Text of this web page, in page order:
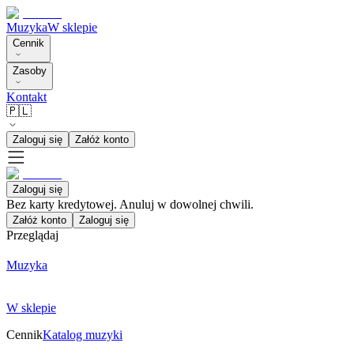
MuzykaW sklepie
Cennik
Zasoby
Kontakt
🇵🇱
Zaloguj się Załóż konto
Zaloguj się
Bez karty kredytowej. Anuluj w dowolnej chwili.
Załóż konto Zaloguj się
Przeglądaj
Muzyka
W sklepie
CennikKatalog muzyki